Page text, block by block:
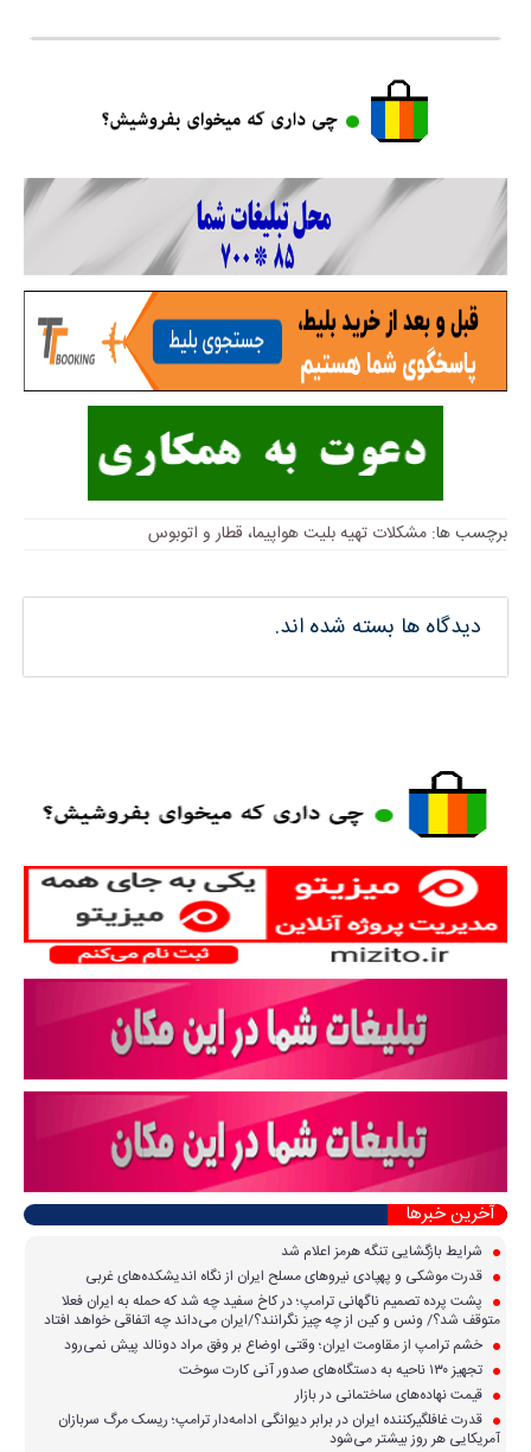
برچسب ها: مشکلات تهیه بلیت هواپیما، قطار و اتوبوس
دیدگاه ها بسته شده اند.
آخرین خبرها
شرایط بازگشایی تنگه هرمز اعلام شد
قدرت موشکی و پهپادی نیرو‌های مسلح ایران از نگاه اندیشکده‌های غربی
پشت پرده تصمیم ناگهانی ترامپ؛ در کاخ سفید چه شد که حمله به ایران فعلا
متوقف شد؟/ ونس و کین از چه چیز نگرانند؟/ایران می‌داند چه اتفاقی خواهد افتاد
خشم ترامپ از مقاومت ایران؛ وقتی اوضاع بر وفق مراد دونالد پیش نمی‌رود
تجهیز ۱۳۰ ناحیه به دستگاه‌های صدور آنی کارت سوخت
قیمت نهاده‌های ساختمانی در بازار
قدرت غافلگیرکننده ایران در برابر دیوانگی ادامه‌دار ترامپ؛ ریسک مرگ سربازان
آمریکایی هر روز بیشتر می‌شود